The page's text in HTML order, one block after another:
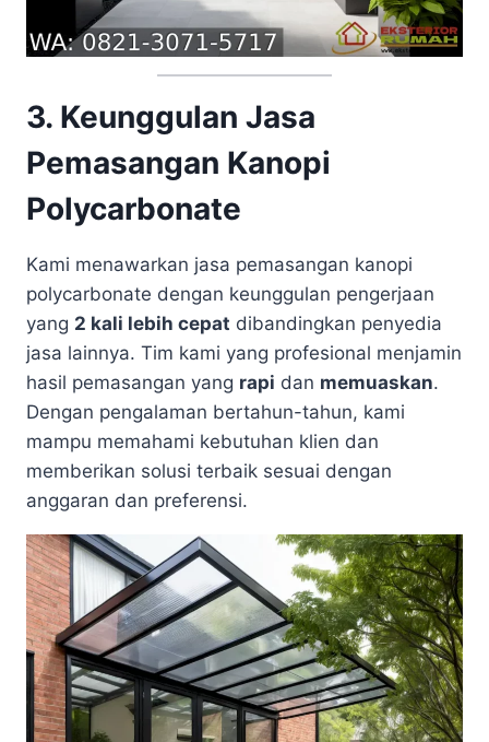
3. Keunggulan Jasa
Pemasangan Kanopi
Polycarbonate
Kami menawarkan jasa pemasangan kanopi
polycarbonate dengan keunggulan pengerjaan
yang 2 kali lebih cepat dibandingkan penyedia
jasa lainnya. Tim kami yang profesional menjamin
hasil pemasangan yang rapi dan memuaskan.
Dengan pengalaman bertahun-tahun, kami
mampu memahami kebutuhan klien dan
memberikan solusi terbaik sesuai dengan
anggaran dan preferensi.